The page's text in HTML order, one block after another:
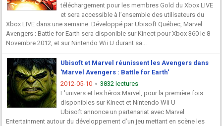
téléchargement pour les membres Gold du Xbox LIVE
et sera accessible à l’ensemble des utilisateurs du
Xbox LIVE dans une semaine. Développé par Ubisoft Québec, Marvel
Avengers : Battle for Earth sera disponible sur Kinect pour Xbox 360 le 8
Novembre 2012, et sur Nintendo Wii U durant sa...
Ubisoft et Marvel réunissent les Avengers dans
'Marvel Avengers : Battle for Earth'
2012-05-10
3832 lectures
L'univers et les héros Marvel, pour la première fois
disponibles sur Kinect et Nintendo Wii U
Ubisoft annonce un partenariat avec Marvel
Entertainment autour du développement d’un jeu mettant en scène les